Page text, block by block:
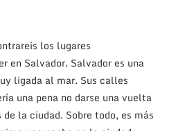
los lugares
en Salvador. Salvador es una
ligada al mar. Sus calles
una pena no darse una vuelta
la ciudad. Sobre todo, es más